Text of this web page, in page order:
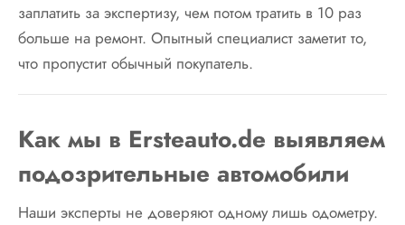
заплатить за экспертизу, чем потом тратить в 10 раз
больше на ремонт. Опытный специалист заметит то,
что пропустит обычный покупатель.
Как мы в Ersteauto.de выявляем
подозрительные автомобили
Наши эксперты не доверяют одному лишь одометру.